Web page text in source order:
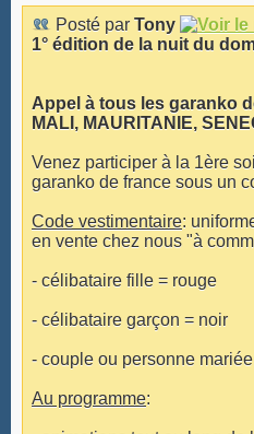
Posté par Tony
1° édition de la nuit du
Appel à tous les garanko
MALI, MAURITANIE,
Venez participer à la 1ère
garanko de france sous un
Code vestimentaire:
en vente chez nous "à
- célibataire fille = rouge
- célibataire garçon = noir
- couple ou personne
Au programme: